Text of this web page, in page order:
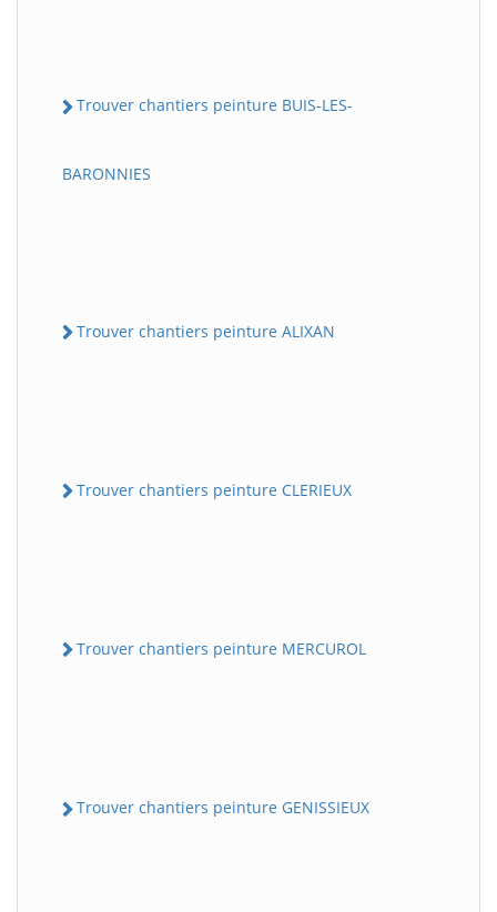
Trouver chantiers peinture BUIS-LES-
BARONNIES
Trouver chantiers peinture ALIXAN
Trouver chantiers peinture CLERIEUX
Trouver chantiers peinture MERCUROL
Trouver chantiers peinture GENISSIEUX